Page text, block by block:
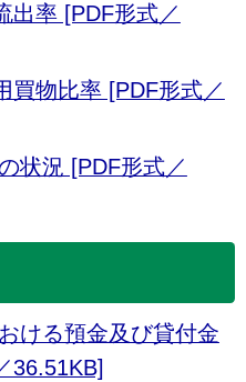
出率 [PDF形式／
買物比率 [PDF形式／
状況 [PDF形式／
ける預金及び貸付金
36.51KB]